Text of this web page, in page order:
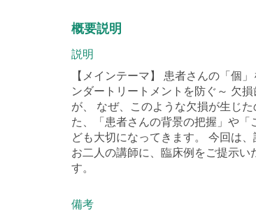
概要説明
説明
【メインテーマ】 患者さんの「個
ンダートリートメントを防ぐ～ 欠
が、 なぜ、このような欠損が生じ
た、「患者さんの背景の把握」や
ども大切になってきます。 今回は
お二人の講師に、臨床例をご提示
す。
備考